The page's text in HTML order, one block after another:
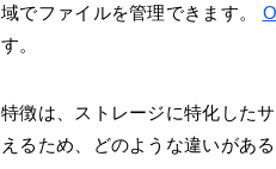
域でファイルを管理できます。
す。
特徴は、ストレージに特化した
えるため、どのような違いがあ